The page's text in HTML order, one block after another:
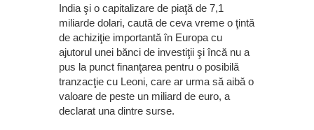
India şi o capitalizare de piaţă de 7,1
miliarde dolari, caută de ceva vreme o ţintă
de achiziţie importantă în Europa cu
ajutorul unei bănci de investiţii şi încă nu a
pus la punct finanţarea pentru o posibilă
tranzacţie cu Leoni, care ar urma să aibă o
valoare de peste un miliard de euro, a
declarat una dintre surse.